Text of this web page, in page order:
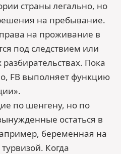
страны легально, но
на пребывание.
на проживание в
под следствием или
разбирательствах. Пока
FB выполняет функцию
по шенгену, но по
остаться в
беременная на
Когда